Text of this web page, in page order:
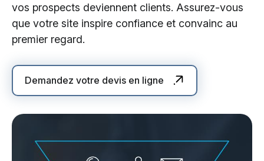
vos prospects deviennent clients. Assurez-vous
que votre site inspire confiance et convainc au
premier regard.
Demandez votre devis en ligne